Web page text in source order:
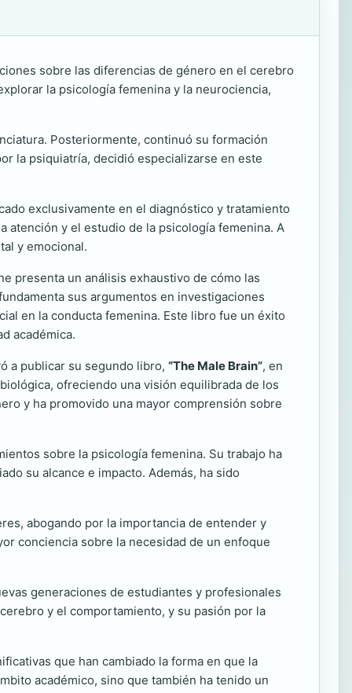
sobre las diferencias de género en el cerebro
la psicología femenina y la neurociencia,
Posteriormente, continuó su formación
la psiquiatría, decidió especializarse en este
exclusivamente en el diagnóstico y tratamiento
y el estudio de la psicología femenina. A
y emocional.
presenta un análisis exhaustivo de cómo las
sus argumentos en investigaciones
en la conducta femenina. Este libro fue un éxito
académica.
a publicar su segundo libro, “The Male Brain”, en
ofreciendo una visión equilibrada de los
y ha promovido una mayor comprensión sobre
sobre la psicología femenina. Su trabajo ha
su alcance e impacto. Además, ha sido
abogando por la importancia de entender y
conciencia sobre la necesidad de un enfoque
generaciones de estudiantes y profesionales
y el comportamiento, y su pasión por la
que han cambiado la forma en que la
académico, sino que también ha tenido un